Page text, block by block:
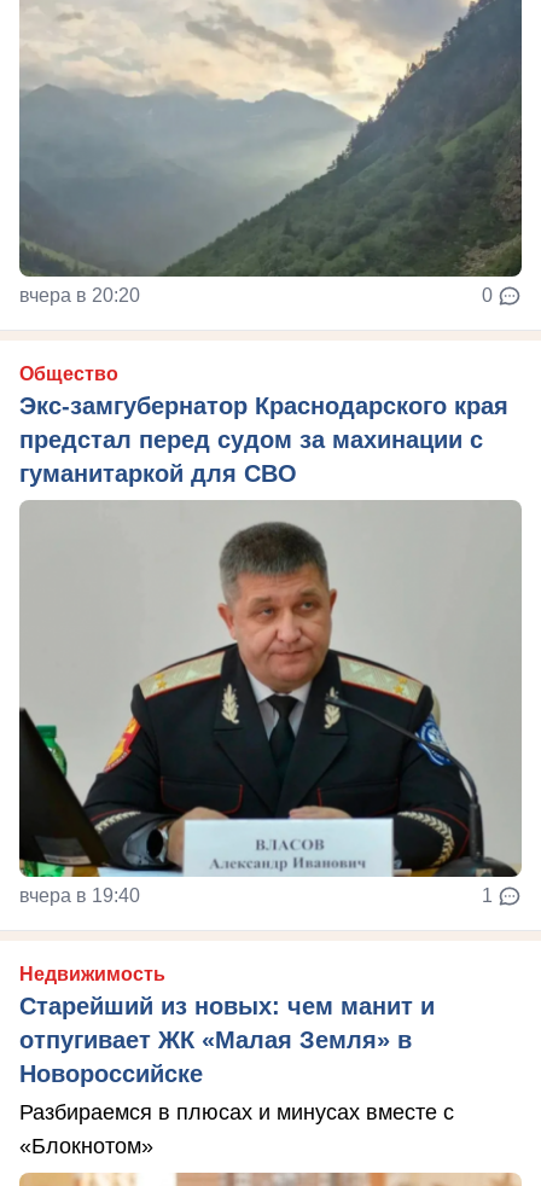
вчера в 20:20 0
Общество
Экс-замгубернатор Краснодарского края
предстал перед судом за махинации с
гуманитаркой для СВО
вчера в 19:40 1
Недвижимость
Старейший из новых: чем манит и
отпугивает ЖК «Малая Земля» в
Новороссийске
Разбираемся в плюсах и минусах вместе с
«Блокнотом»